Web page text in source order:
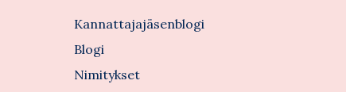
Kannattajajäsenblogi
Blogi
Nimitykset